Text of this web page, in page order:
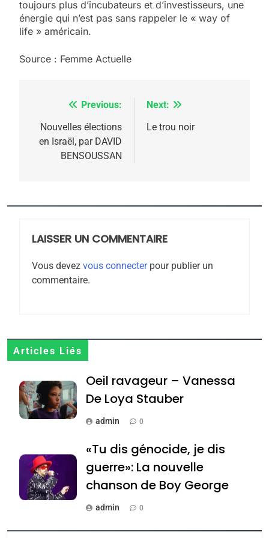
toujours plus d’incubateurs et d’investisseurs, une
énergie qui n’est pas sans rappeler le « way of
life » américain.
Source : Femme Actuelle
Navigation
de
l’article
Previous:
Nouvelles élections
en Israël, par DAVID
BENSOUSSAN
Next:
Le trou noir
LAISSER UN COMMENTAIRE
Vous devez vous connecterpour publier un
commentaire.
Articles Liés
Oeil ravageur – Vanessa
De Loya Stauber
admin 0
«Tu dis génocide, je dis
guerre»: La nouvelle
chanson de Boy George
admin 0
2025, l’année la plus
rapport d’ADL contre
FRANCE ISRAÉL
6
Zrihen-Dvir
7
Jacques Hadida
JUDAISME
Maroc : Les amandes de
Tafraout, le miel de Tadla
Azilal consacrés produits
du terroir